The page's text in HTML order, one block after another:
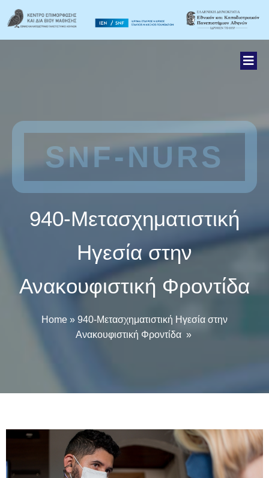
SNF-NURS
940-Μετασχηματιστική
Ηγεσία στην
Ανακουφιστική Φροντίδα
Home » 940-Μετασχηματιστική Ηγεσία στην
Ανακουφιστική Φροντίδα »